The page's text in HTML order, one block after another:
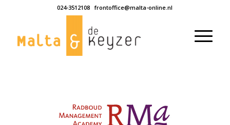
024-3512108 frontoffice@malta-online.nl